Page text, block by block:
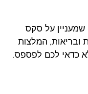
שמעניין על סקס
ובריאות, המלצות
כדאי לכם לפספס.